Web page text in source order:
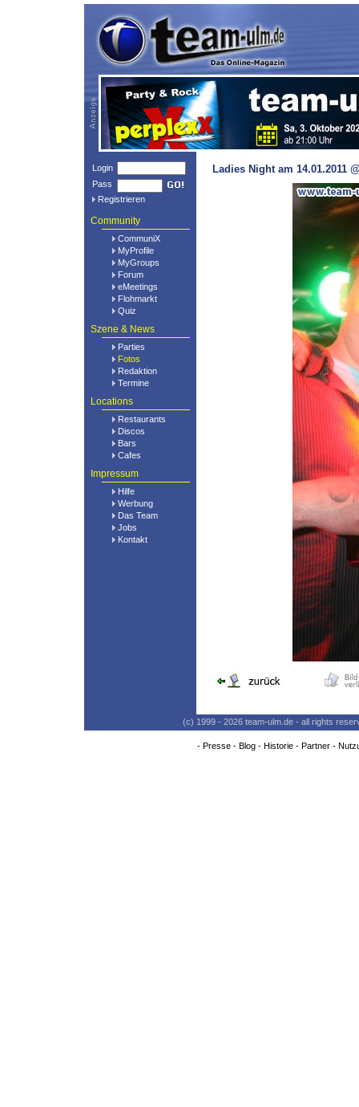
Login
Pass
Registrieren
Community
CommuniX
MyProfile
MyGroups
Forum
eMeetings
Flohmarkt
Quiz
Szene & News
Parties
Fotos
Redaktion
Termine
Locations
Restaurants
Discos
Bars
Cafes
Impressum
Hilfe
Werbung
Das Team
Jobs
Kontakt
Ladies Night am 14.01.2011
(c) 1999 - 2026 team-ulm.de - all rights
- Presse- Blog- Historie- Partner-